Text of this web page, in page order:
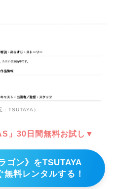
：TSUTAYA）
」30日間無料お試し▼
ゴン》をTSUTAYA
料レンタルする！